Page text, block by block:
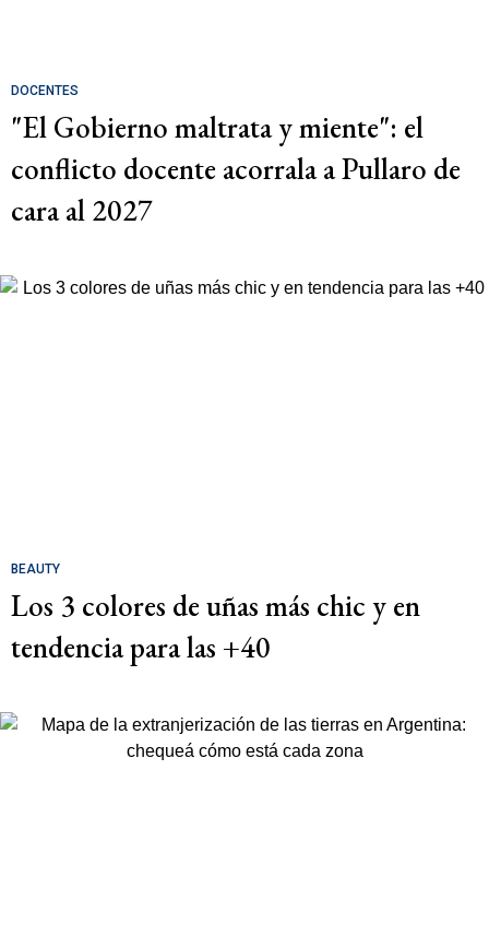
DOCENTES
"El Gobierno maltrata y miente": el
conflicto docente acorrala a Pullaro de
cara al 2027
BEAUTY
Los 3 colores de uñas más chic y en
tendencia para las +40